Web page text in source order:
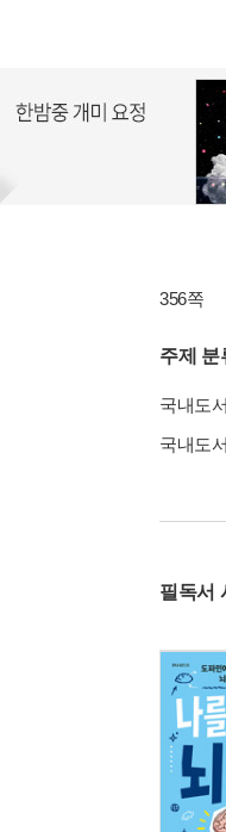
356쪽
주제 분
국내도
국내도
필독서